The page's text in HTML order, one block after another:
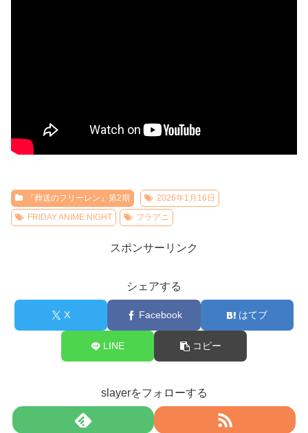
『葬送のフリーレン』第2期
2026年1月16日
FRIDAY ANIME NIGHT
フラアニ
スポンサーリンク
シェアする
X Facebook はてブ
LINE コピー
slayerをフォローする